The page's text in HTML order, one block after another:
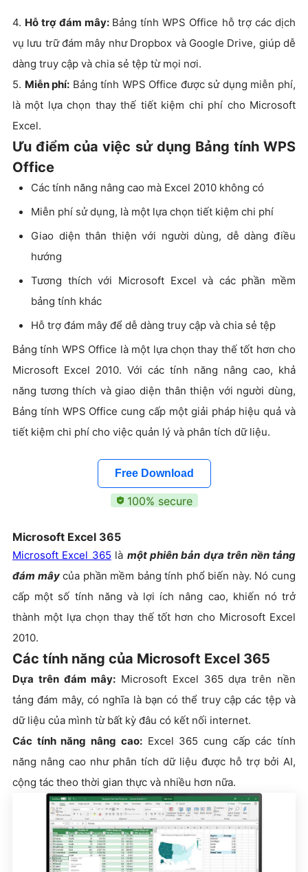
4. Hỗ trợ đám mây: Bảng tính WPS Office hỗ trợ các dịch
vụ lưu trữ đám mây như Dropbox và Google Drive, giúp dễ
dàng truy cập và chia sẻ tệp từ mọi nơi.
5. Miễn phí: Bảng tính WPS Office được sử dụng miễn phí,
là một lựa chọn thay thế tiết kiệm chi phí cho Microsoft
Excel.
Ưu điểm của việc sử dụng Bảng tính WPS
Office
Các tính năng nâng cao mà Excel 2010 không có
Miễn phí sử dụng, là một lựa chọn tiết kiệm chi phí
Giao diện thân thiện với người dùng, dễ dàng điều
hướng
Tương thích với Microsoft Excel và các phần mềm
bảng tính khác
Hỗ trợ đám mây để dễ dàng truy cập và chia sẻ tệp
Bảng tính WPS Office là một lựa chọn thay thế tốt hơn cho
Microsoft Excel 2010. Với các tính năng nâng cao, khả
năng tương thích và giao diện thân thiện với người dùng,
Bảng tính WPS Office cung cấp một giải pháp hiệu quả và
tiết kiệm chi phí cho việc quản lý và phân tích dữ liệu.
Free Download
100% secure
Microsoft Excel 365
Microsoft Excel 365 là một phiên bản dựa trên nền tảng
đám mâycủa phần mềm bảng tính phổ biến này. Nó cung
cấp một số tính năng và lợi ích nâng cao, khiến nó trở
thành một lựa chọn thay thế tốt hơn cho Microsoft Excel
2010.
Các tính năng của Microsoft Excel 365
Dựa trên đám mây: Microsoft Excel 365 dựa trên nền
tảng đám mây, có nghĩa là bạn có thể truy cập các tệp và
dữ liệu của mình từ bất kỳ đâu có kết nối internet.
Các tính năng nâng cao:Excel 365 cung cấp các tính
năng nâng cao như phân tích dữ liệu được hỗ trợ bởi AI,
cộng tác theo thời gian thực và nhiều hơn nữa.